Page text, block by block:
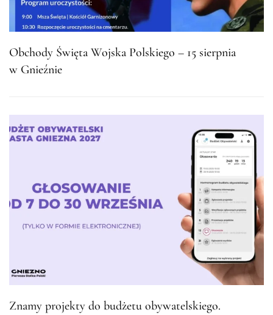
Obchody Święta Wojska Polskiego – 15 sierpnia
w Gnieźnie
Znamy projekty do budżetu obywatelskiego.